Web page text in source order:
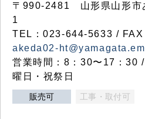
〒990-2481 山形県山形市
1
TEL：023-644-5633 /
akeda02-
営業時間：8：30〜17：30
曜日・祝祭日
販売可 工事・取付可